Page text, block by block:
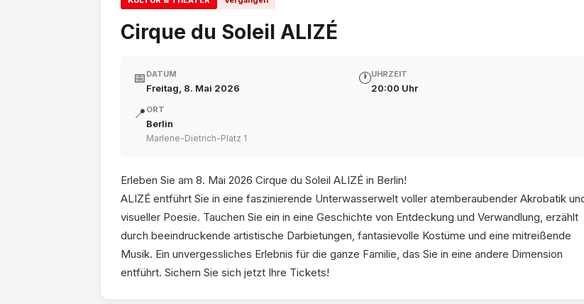
Cirque du Soleil ALIZÉ
📅 DATUM
Freitag, 8. Mai 2026
🕐UHRZEIT
20:00 Uhr
📍 ORT
Berlin
Marlene-Dietrich-Platz 1
Erleben Sie am 8. Mai 2026 Cirque du Soleil ALIZÉ in Berlin!
ALIZÉ entführt Sie in eine faszinierende Unterwasserwelt voller atemberaubender Akrobatik
visueller Poesie. Tauchen Sie ein in eine Geschichte von Entdeckung und Verwandlung, erzählt
durch beeindruckende artistische Darbietungen, fantasievolle Kostüme und eine mitreißende
Musik. Ein unvergessliches Erlebnis für die ganze Familie, das Sie in eine andere Dimension
entführt. Sichern Sie sich jetzt Ihre Tickets!